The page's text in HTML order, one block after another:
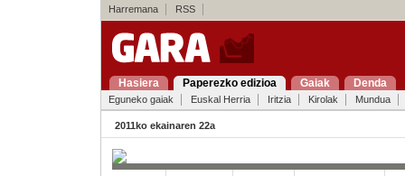
Harremana RSS
Hasiera Paperezko edizioa Gaiak Denda
Eguneko gaiak Euskal Herria Iritzia Kirolak Mundua
2011ko ekainaren 22a